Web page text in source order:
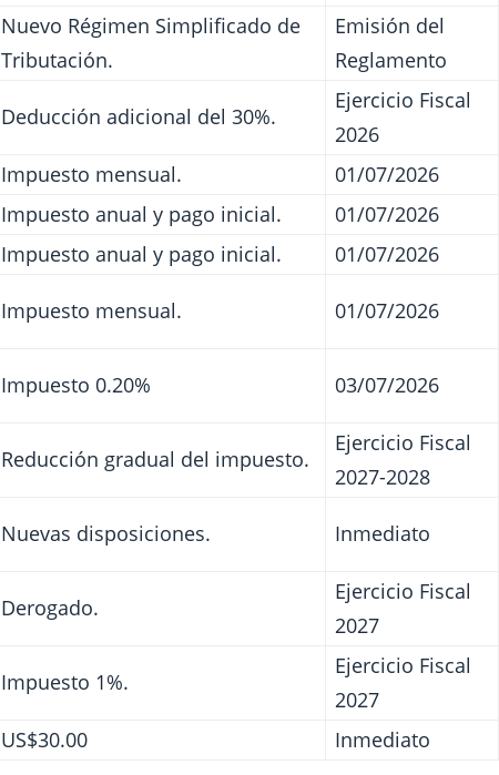
Nuevo Régimen Simplificado de
Tributación.
Emisión del
Reglamento
Deducción adicional del 30%.
Ejercicio Fiscal
2026
Impuesto mensual.
01/07/2026
Impuesto anual y pago inicial.
01/07/2026
Impuesto anual y pago inicial.
01/07/2026
Impuesto mensual. 01/07/2026
Impuesto 0.20% 03/07/2026
Reducción gradual del impuesto.
Ejercicio Fiscal
2027-2028
Nuevas disposiciones. Inmediato
Derogado.
Ejercicio Fiscal
2027
Impuesto 1%.
Ejercicio Fiscal
2027
US$30.00 Inmediato